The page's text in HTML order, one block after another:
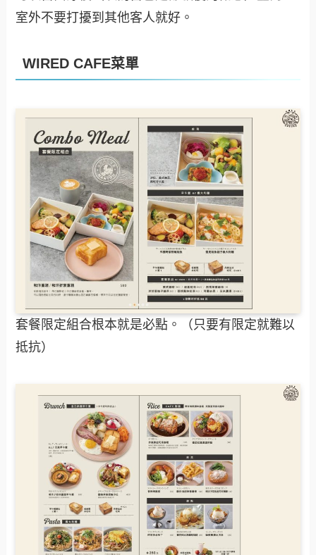
室外不要打擾到其他客人就好。
WIRED CAFE菜單
套餐限定組合根本就是必點。（只要有限定就難以
抵抗）